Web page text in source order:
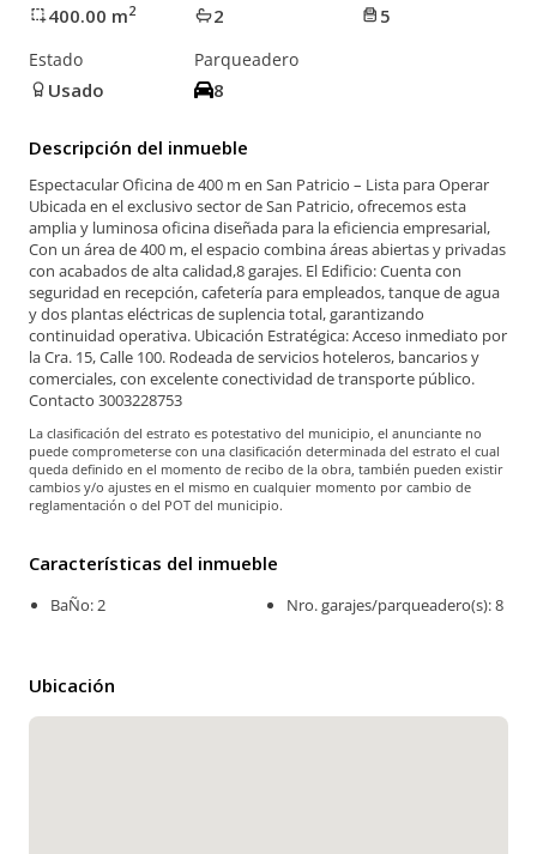
400.00 m2 2 5
Estado
Usado
Parqueadero
8
Descripción del inmueble
Espectacular Oficina de 400 m en San Patricio – Lista para Operar
Ubicada en el exclusivo sector de San Patricio, ofrecemos esta
amplia y luminosa oficina diseñada para la eficiencia empresarial,
Con un área de 400 m, el espacio combina áreas abiertas y privadas
con acabados de alta calidad,8 garajes. El Edificio: Cuenta con
seguridad en recepción, cafetería para empleados, tanque de agua
y dos plantas eléctricas de suplencia total, garantizando
continuidad operativa. Ubicación Estratégica: Acceso inmediato por
la Cra. 15, Calle 100. Rodeada de servicios hoteleros, bancarios y
comerciales, con excelente conectividad de transporte público.
Contacto 3003228753
La clasificación del estrato es potestativo del municipio, el anunciante no
puede comprometerse con una clasificación determinada del estrato el cual
queda definido en el momento de recibo de la obra, también pueden existir
cambios y/o ajustes en el mismo en cualquier momento por cambio de
reglamentación o del POT del municipio.
Características del inmueble
BaÑo: 2 Nro. garajes/parqueadero(s): 8
Ubicación